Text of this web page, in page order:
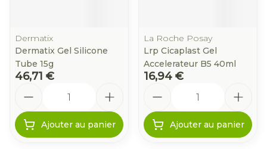
Dermatix
Dermatix Gel Silicone
Tube 15g
46,71 €
Ajouter au panier
La Roche Posay
Lrp Cicaplast Gel
Accelerateur B5 40ml
16,94 €
Ajouter au panier